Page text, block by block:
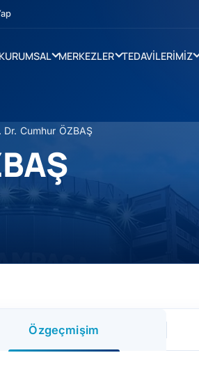
MERKEZLER TEDAVİLERİMİZ
Dr. Cumhur ÖZBAŞ
Özgeçmişim